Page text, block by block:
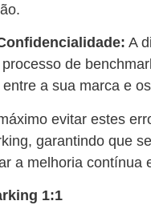
A
de
a sua marca e
evitar estes
garantindo que
a melhoria contínua
1:1